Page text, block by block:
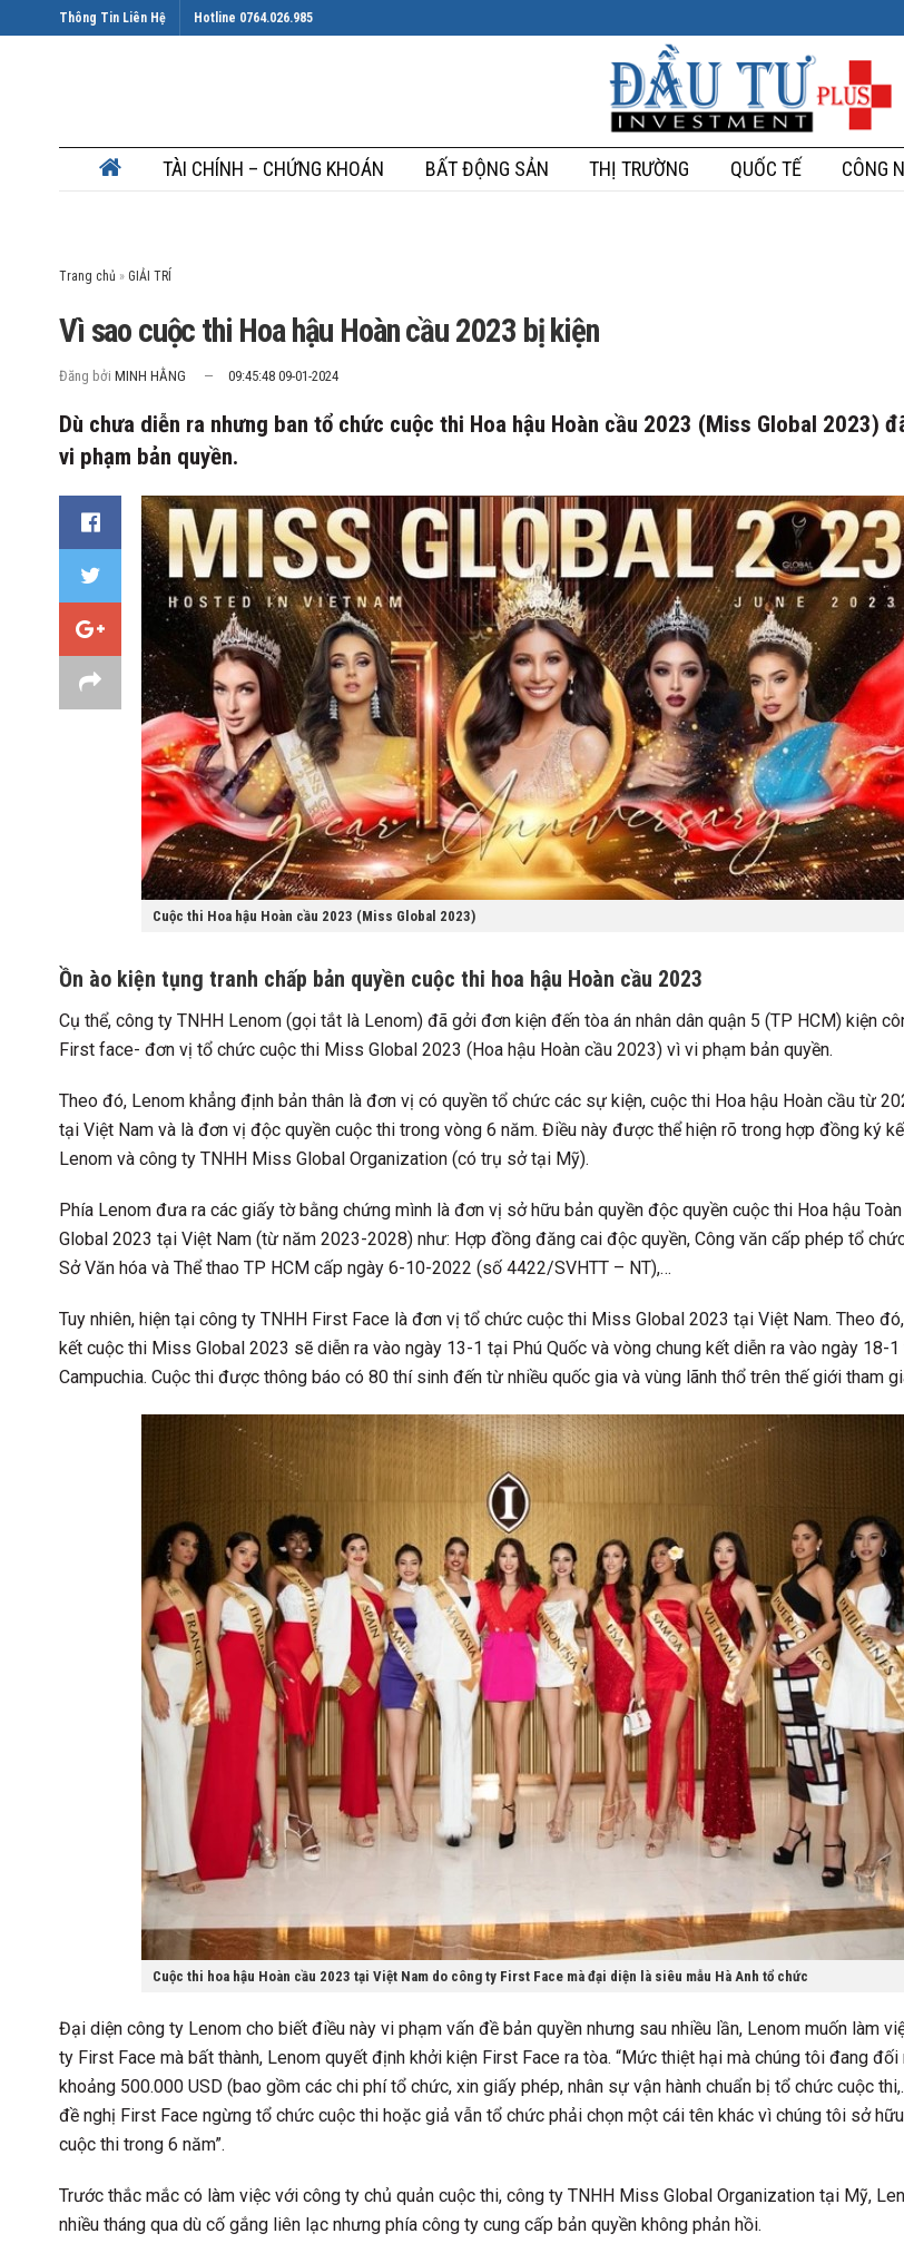
Thông Tin Liên Hệ Hotline 0764.026.985
TÀI CHÍNH – CHỨNG KHOÁN BẤT ĐỘNG SẢN THỊ TRƯỜNG QUỐC TẾ CÔNG
Trang chủ »
Vì sao cuộc thi Hoa hậu Hoàn cầu 2023 bị kiện
Đăng bởi MINH HẰNG 09:45:48 09-01-2024
Dù chưa diễn ra nhưng ban tổ chức cuộc thi Hoa hậu Hoàn cầu 2023 (Miss Global 2023)
vi phạm bản quyền.
Cuộc thi Hoa hậu Hoàn cầu 2023 (Miss Global 2023)
Ồn ào kiện tụng tranh chấp bản quyền cuộc thi hoa hậu Hoàn cầu 2023
Cụ thể, công ty TNHH Lenom (gọi tắt là Lenom) đã gởi đơn kiện đến tòa án nhân dân quận 5 (TP HCM) kiện
First face- đơn vị tổ chức cuộc thi Miss Global 2023 (Hoa hậu Hoàn cầu 2023) vì vi phạm bản quyền.
Theo đó, Lenom khẳng định bản thân là đơn vị có quyền tổ chức các sự kiện, cuộc thi Hoa hậu Hoàn cầu từ
tại Việt Nam và là đơn vị độc quyền cuộc thi trong vòng 6 năm. Điều này được thể hiện rõ trong hợp đồng ký
Lenom và công ty TNHH Miss Global Organization (có trụ sở tại Mỹ).
Phía Lenom đưa ra các giấy tờ bằng chứng mình là đơn vị sở hữu bản quyền độc quyền cuộc thi Hoa hậu
Global 2023 tại Việt Nam (từ năm 2023-2028) như: Hợp đồng đăng cai độc quyền, Công văn cấp phép tổ
Sở Văn hóa và Thể thao TP HCM cấp ngày 6-10-2022 (số 4422/SVHTT – NT),…
Tuy nhiên, hiện tại công ty TNHH First Face là đơn vị tổ chức cuộc thi Miss Global 2023 tại Việt Nam. Theo
kết cuộc thi Miss Global 2023 sẽ diễn ra vào ngày 13-1 tại Phú Quốc và vòng chung kết diễn ra vào ngày 18-
Campuchia. Cuộc thi được thông báo có 80 thí sinh đến từ nhiều quốc gia và vùng lãnh thổ trên thế giới tham
Cuộc thi hoa hậu Hoàn cầu 2023 tại Việt Nam do công ty First Face mà đại diện là siêu mẫu Hà Anh tổ chức
Đại diện công ty Lenom cho biết điều này vi phạm vấn đề bản quyền nhưng sau nhiều lần, Lenom muốn làm
ty First Face mà bất thành, Lenom quyết định khởi kiện First Face ra tòa. “Mức thiệt hại mà chúng tôi đang
khoảng 500.000 USD (bao gồm các chi phí tổ chức, xin giấy phép, nhân sự vận hành chuẩn bị tổ chức cuộc
đề nghị First Face ngừng tổ chức cuộc thi hoặc giả vẫn tổ chức phải chọn một cái tên khác vì chúng tôi sở
cuộc thi trong 6 năm”.
Trước thắc mắc có làm việc với công ty chủ quản cuộc thi, công ty TNHH Miss Global Organization tại Mỹ,
nhiều tháng qua dù cố gắng liên lạc nhưng phía công ty cung cấp bản quyền không phản hồi.